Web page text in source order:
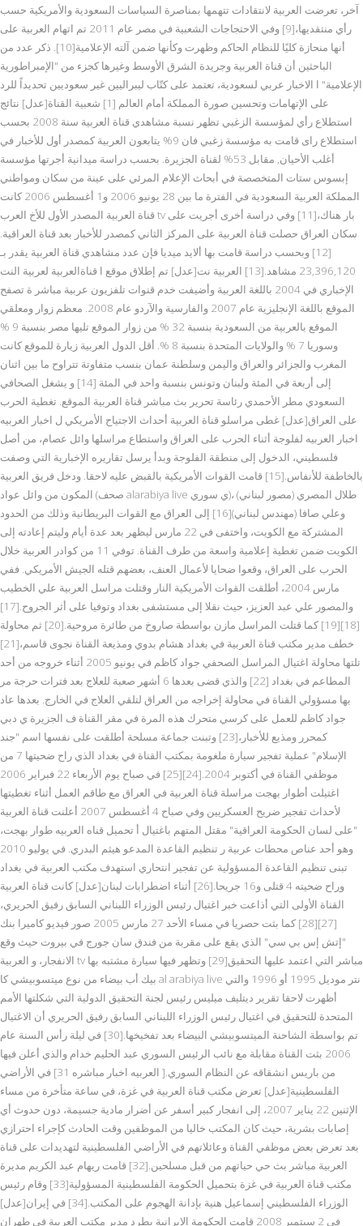
آخر، تعرضت العربية لانتقادات تتهمها بمناصرة السياسات السعودية والأمريكية حسب
رأي منتقديها،[9] وفي الاحتجاجات الشعبية في مصر عام 2011 تم اتهام العربية على
أنها منحازة كليًا للنظام الحاكم وظهرت وكأنها ضمن آلته الإعلامية[10]. ذكر عدد من
الباحثين أن قناة العربية وجريدة الشرق الأوسط وغيرها كجزء من "الإمبراطورية
الإعلامية" ا الاخبار عربي لسعودية، تعتمد على كتّاب ليبراليين غير سعوديين تحديداً للرد
على الإتهامات وتحسين صورة المملكة أمام العالم [1] شعبية القناة[عدل] نتائج
استطلاع رأي لمؤسسة الزغبي تظهر نسبة مشاهدي قناة العربية سنة 2008 بحسب
استطلاع راى قامت به مؤسسة زغبي فان 9% يتابعون العربية كمصدر أول للأخبار في
أغلب الأحيان, مقابل 53% لقناة الجزيرة. بحسب دراسة ميدانية أجرتها مؤسسة
إبسوس ستات المتخصصة في أبحاث الإعلام المرئي على عينة من سكان ومواطني
المملكة العربية السعودية في الفترة ما بين 28 يونيو 2006 و1 أغسطس 2006 كانت
قناة العربية المصدر الأول للأخ العرب tv بار هناك،[11] وفي دراسة أخرى أجريت على
سكان العراق حصلت قناة العربية على المركز الثاني كمصدر للأخبار بعد قناة العراقية.
[12] وبحسب دراسة قامت بها ألايد ميديا فإن عدد مشاهدي قناة العربية يقدر بـ
23,396,120 مشاهد.[13] العربية نت[عدل] تم إطلاق موقع ا قناةالعربية لعربية النت
الإخباري في 2004 باللغة العربية وأضيفت خدم قنوات تلفزيون عربية مباشر ة تصفح
الموقع باللغة الإنجليزية عام 2007 والفارسية والآردو عام 2008. معظم زوار ومعلقي
الموقع بالعربية من السعودية بنسبة 32 % من زوار الموقع تليها مصر بنسبة 9 %
وسوريا 7 % والولايات المتحدة بنسبة 8 %. أقل الدول العربية زيارة للموقع كانت
المغرب والجزائر والعراق واليمن وسلطنة عمان بنسب متفاوتة تتراوح ما بين اثنان
إلى أربعة في المئة ولبنان وتونس بنسبة واحد في المئة [14] و يشغل الصحافي
السعودي مطر الأحمدي رئاسة تحرير بث مباشر قناة العربية الموقع. تغطية الحرب
على العراق[عدل] غطى مراسلو قناة العربية أحداث الاجتياح الأمريكي ل اخبار العربيه
اخبار العربيه لفلوجة أثناء الحرب على العراق واستطاع مراسلها وائل عصام، من أصل
فلسطيني، الدخول إلى منطقة الفلوجة وبدأ يرسل تقاريره الإخبارية التي وصفت
بالخاطفة للأنفاس.[15] قامت القوات الأمريكية بالقبض عليه لاحقا. ودخل فريق العربية
المكون من وائل عواد (صحف alarabiya live ي سوري)، طلال المصري (مصور لبناني)
وعلي صافا (مهندس لبناني)[16] إلى العراق مع القوات البريطانية وذلك من الحدود
المشتركة مع الكويت، واختفى في 22 مارس ليظهر بعد عدة أيام وليتم إعادته إلى
الكويت ضمن تغطية إعلامية واسعة من طرف القناة. توفي 11 من كوادر العربية خلال
الحرب على العراق، وقعوا ضحايا لأعمال العنف، بعضهم قتله الجيش الأمريكي. ففي
مارس 2004، أطلقت القوات الأمريكية النار وقتلت مراسل العربية علي الخطيب
والمصور علي عبد العزيز، حيث نقلا إلى مستشفى بغداد وتوفيا على أثر الجروح.[17]
[18][19] كما قتلت المراسل مازن بواسطة صاروخ من طائرة مروحية.[20] ثم محاولة
خطف مدير مكتب قناة العربية في بغداد هشام بدوي ومذيعة القناة نجوى قاسم،[21]
تلتها محاولة اغتيال المراسل الصحفي جواد كاظم في يونيو 2005 أثناء خروجه من أحد
المطاعم في بغداد [22] والذي قضى بعدها 6 أشهر صعبة للعلاج بعد فترات حرجة مر
بها مسؤولي القناة في محاولة إخراجه من العراق لتلقي العلاج في الخارج. بعدها عاد
جواد كاظم للعمل على كرسي متحرك هذه المرة في مقر القناة ف الجزيرة ي دبي
كمحرر ومذيع للأخبار،[23] وتبنت جماعة مسلحة أطلقت على نفسها اسم "جند
الإسلام" عملية تفجير سيارة ملغومة بمكتب القناة في بغداد الذي راح ضحيتها 7 من
موظفي القناة في أكتوبر 2004.[24][25] في صباح يوم الأربعاء 22 فبراير 2006
اغتيلت أطوار بهجت مراسلة قناة العربية في العراق مع طاقم العمل أثناء تغطيتها
لأحداث تفجير ضريح العسكريين وفي صباح 4 أغسطس 2007 أعلنت قناة العربية
"على لسان الحكومة العراقية" مقتل المتهم باغتيال أ تحميل قناه العربيه طوار بهجت،
وهو أحد عناص محطات عربية ر تنظيم القاعدة المدعو هيثم البدري. في يوليو 2010
تبنى تنظيم القاعدة المسؤولية عن تفجير انتحاري استهدف مكتب العربية في بغداد
وراح ضحيته 4 قتلى و16 جريحا.[26] أثناء اضطرابات لبنان[عدل] كانت قناة العربية
القناة الأولى التي أذاعت خبر اغتيال رئيس الوزراء اللبناني السابق رفيق الحريري،
[27][28] كما بثت حصريا في مساء الأحد 27 مارس 2005 صور فيديو كاميرا بنك
"إتش إس بي سي" الذي يقع على مقربة من فندق سان جورج في بيروت حيث وقع
الانفجار، و العربية tv مباشر التي اعتمد عليها التحقيق[29] وتظهر فيها سيارة مشتبه بها
بيك أب بيضاء من نوع ميتسوبيشي كا al arabiya live نتر موديل 1995 أو 1996 والتي
أظهرت لاحقا تقرير ديتليف ميليس رئيس لجنة التحقيق الدولية التي شكلتها الأمم
المتحدة للتحقيق في اغتيال رئيس الوزراء اللبناني السابق رفيق الحريري أن الاغتيال
تم بواسطة الشاحنة الميتسوبيشي البيضاء بعد تفخيخها.[30] في ليلة رأس السنة عام
2006 بثت القناة مقابلة مع نائب الرئيس السوري عبد الحليم خدام والذي أعلن فيها
من باريس انشقاقه عن النظام السوري.[ العربيه اخبار مباشره 31] في الأراضي
الفلسطينية[عدل] تعرض مكتب قناة العربية في غزة، في ساعة متأخرة من مساء
الإثنين 22 يناير 2007، إلى انفجار كبير أسفر عن أضرار مادية جسيمة، دون حدوث أي
إصابات بشرية، حيث كان المكتب خاليا من الموظفين وقت الحادث كإجراء احترازي
بعد تعرض بعض موظفي القناة وعائلاتهم في الأراضي الفلسطينية لتهديدات على قناة
العربية مباشر بث حي حياتهم من قبل مسلحين.[32] قامت ريهام عبد الكريم مديرة
مكتب قناة العربية في غزة بتحميل الحكومة الفلسطينية المسؤولية[33] وقام رئيس
الوزراء الفلسطيني إسماعيل هنية بإدانة الهجوم على المكتب.[34] في إيران[عدل]
في 2 سبتمبر 2008 قامت الحكومة الإيرانية بطرد مدير مكتب العربية في طهران